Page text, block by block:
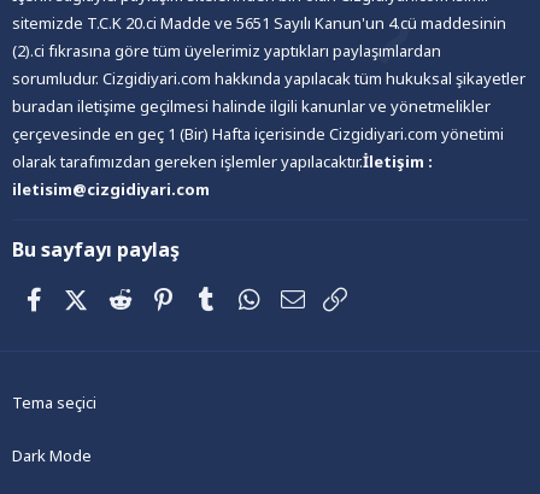
sitemizde T.C.K 20.ci Madde ve 5651 Sayılı Kanun'un 4.cü maddesinin
(2).ci fıkrasına göre tüm üyelerimiz yaptıkları paylaşımlardan
sorumludur. Cizgidiyari.com hakkında yapılacak tüm hukuksal şikayetler
buradan iletişime geçilmesi halinde ilgili kanunlar ve yönetmelikler
çerçevesinde en geç 1 (Bir) Hafta içerisinde Cizgidiyari.com yönetimi
olarak tarafımızdan gereken işlemler yapılacaktır.İletişim :
iletisim@cizgidiyari.com
Bu sayfayı paylaş
FacebookX (Twitter)
Reddit PinterestTumblrWhatsApp
E-posta
Tema seçici
Dark Mode